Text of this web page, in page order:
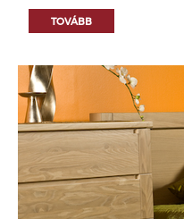
TOVÁBB